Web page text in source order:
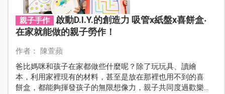
親子手作
啟動D.I.Y.的創造力 吸管x紙盤x喜餅盒‧
在家就能做的親子勞作！
作者： 陳萱蘋
爸比媽咪和孩子在家都做些什麼呢？除了玩玩具、讀繪
本，利用家裡現有的材料，甚至是放在那裡也用不到的喜
餅盒，都能夠揮發孩子的無限想像力，親子共同度過歡樂